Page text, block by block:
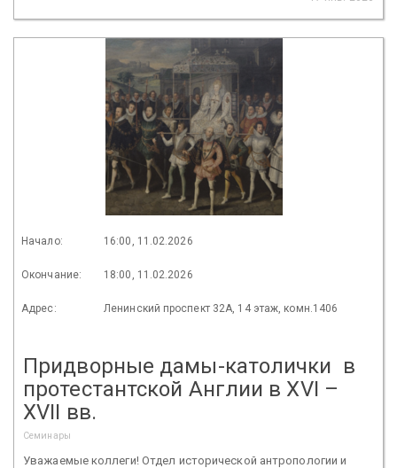
Начало: 16:00, 11.02.2026
Окончание: 18:00, 11.02.2026
Адрес: Ленинский проспект 32А, 14 этаж, комн.1406
Придворные дамы-католички в
протестантской Англии в XVI –
XVII вв.
Семинары
Уважаемые коллеги! Отдел исторической антропологии и